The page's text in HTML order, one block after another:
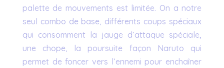
palette de mouvements est limitée. On a notre
seul combo de base, différents coups spéciaux
qui consomment la jauge d’attaque spéciale,
une chope, la poursuite façon Naruto qui
permet de foncer vers l’ennemi pour enchaîner